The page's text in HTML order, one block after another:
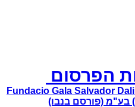
הפרסום
תא (מחוזי מרכז) 11740-03-13 Fundacio Gala Salvador Dali